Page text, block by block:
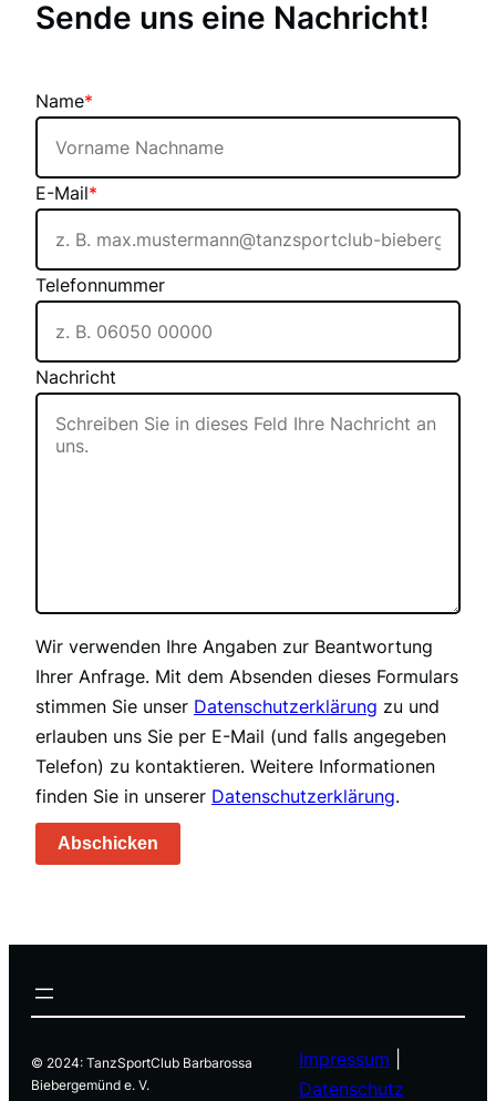
Sende uns eine Nachricht!
Name*
E-Mail*
Telefonnummer
Nachricht
Wir verwenden Ihre Angaben zur Beantwortung
Ihrer Anfrage. Mit dem Absenden dieses Formulars
stimmen Sie unser Datenschutzerklärung zu und
erlauben uns Sie per E-Mail (und falls angegeben
Telefon) zu kontaktieren. Weitere Informationen
finden Sie in unserer Datenschutzerklärung.
Abschicken
© 2024: TanzSportClub Barbarossa
Biebergemünd e. V.
Impressum
Datenschutz